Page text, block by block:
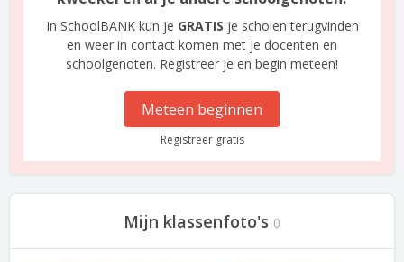
In SchoolBANK kun je GRATIS je scholen terugvinden
en weer in contact komen met je docenten en
schoolgenoten. Registreer je en begin meteen!
Meteen beginnen
Registreer gratis
Mijn klassenfoto's 0